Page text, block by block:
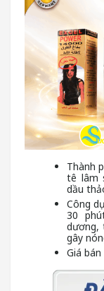
Thành
tê lâm
dầu
Công
30
dương,
gây
Giá